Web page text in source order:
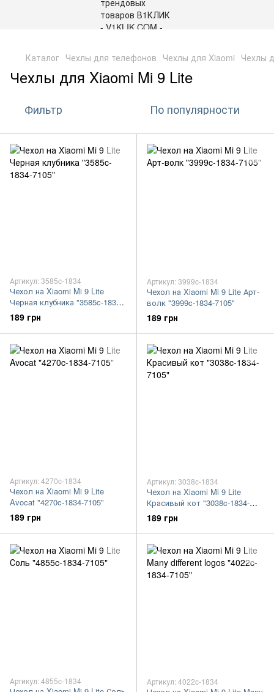
Каталог Чехлы для телефонов Чехлы для Xiaomi Чехлы
Чехлы для Xiaomi Mi 9 Lite
Фильтр По популярности
Артикул: 3585c-1834
Чехол на Xiaomi Mi 9 Lite
Черная клубника "3585c-1834-
7105"
189 грн
Артикул: 3999c-1834
Чехол на Xiaomi Mi 9 Lite Арт-
волк "3999c-1834-7105"
189 грн
Артикул: 4270c-1834
Чехол на Xiaomi Mi 9 Lite
Avocat "4270c-1834-7105"
189 грн
Артикул: 3038c-1834
Чехол на Xiaomi Mi 9 Lite
Красивый кот "3038c-1834-
7105"
189 грн
Артикул: 4855c-1834 Артикул: 4022c-1834